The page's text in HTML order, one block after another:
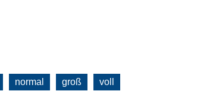
normal groß voll